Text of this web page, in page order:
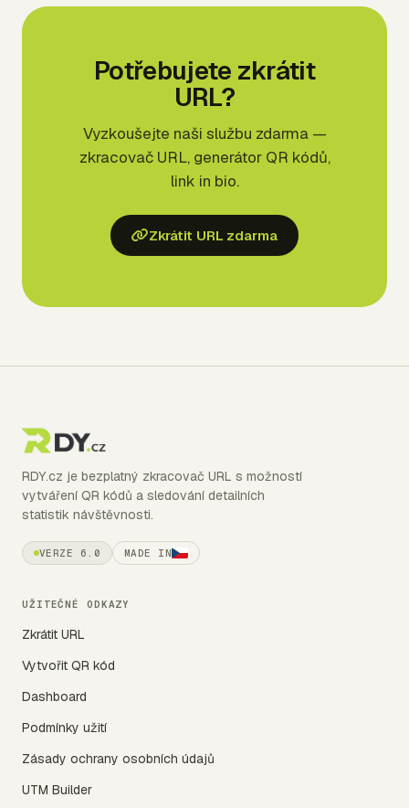
Potřebujete zkrátit
URL?
Vyzkoušejte naši službu zdarma —
zkracovač URL, generátor QR kódů,
link in bio.
Zkrátit URL zdarma
RDY.cz je bezplatný zkracovač URL s možností
vytváření QR kódů a sledování detailních
statistik návštěvnosti.
VERZE 6.0 MADE IN
UŽITEČNÉ ODKAZY
Zkrátit URL
Vytvořit QR kód
Dashboard
Podmínky užití
Zásady ochrany osobních údajů
UTM Builder